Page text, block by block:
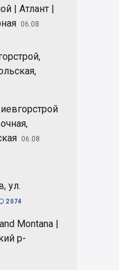
| Атлант |
06.08
06.08
ул.
2 074
Montana |
р-